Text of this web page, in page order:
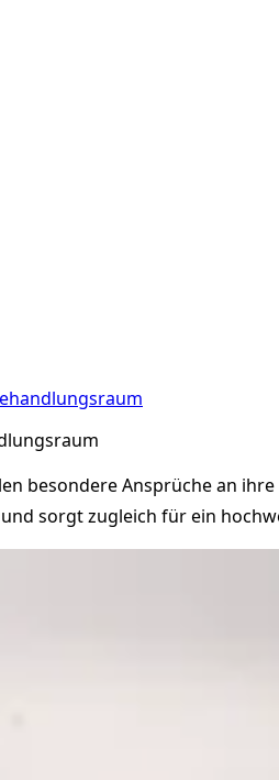
besondere Ansprüche an
sorgt zugleich für ein